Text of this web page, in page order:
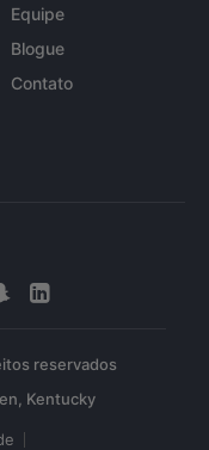
Equipe
Blogue
Contato
reservados